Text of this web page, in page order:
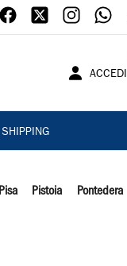
ACCEDI
SHIPPING
Pisa Pistoia Pontedera